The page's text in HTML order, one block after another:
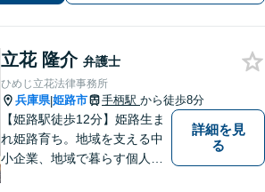
立花 隆介 弁護士
ひめじ立花法律事務所
兵庫県|姫路市 手柄駅 から徒歩8分
【姫路駅徒歩12分】姫路生ま
れ姫路育ち。地域を支える中
小企業、地域で暮らす個人に
詳細を見
る